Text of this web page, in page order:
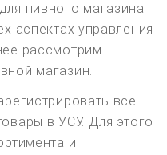
пивного магазина
аспектах управления
рассмотрим
магазин.
все
в УСУ. Для этого
и